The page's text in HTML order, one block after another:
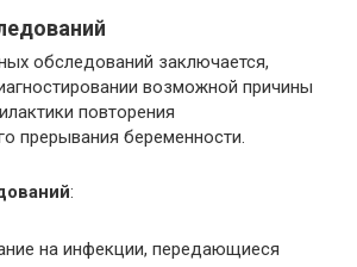
обследований заключается,
возможной причины
повторения
прерывания беременности.
:
на инфекции, передающиеся